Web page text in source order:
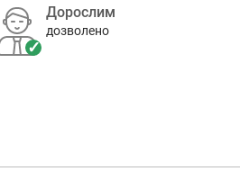
Дорослим
дозволено